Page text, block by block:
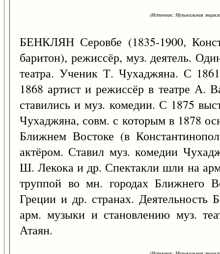
(Источник: Музыкальная
БЕНКЛЯН Серовбе (1835-1900,
баритон), режиссёр, муз. деятель.
театра. Ученик Т. Чухаджяна. С
1868 артист и режиссёр в театре А.
ставились и муз. комедии. С 1875
Чухаджяна, совм. с которым в 1878
Ближнем Востоке (в
актёром. Ставил муз. комедии
Ш. Лекока и др. Спектакли шли на
труппой во мн. городах Ближнего
Греции и др. странах. Деятельность
арм. музыки и становлению муз.
Атаян.